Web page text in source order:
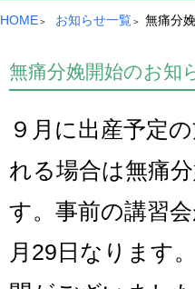
HOME お知らせ一覧 無痛分
無痛分娩開始のお知
９月に出産予定
れる場合は無痛
す。事前の講習
月29日なります